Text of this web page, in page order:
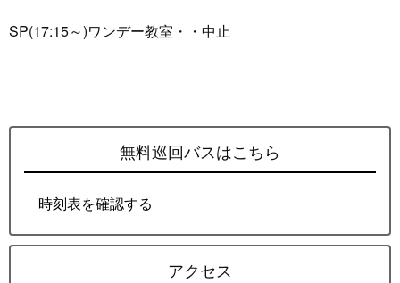
SP(17:15～)ワンデー教室・・中止
無料巡回バスはこちら
時刻表を確認する
アクセス